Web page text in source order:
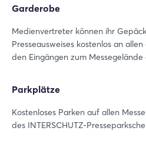
Garderobe
Medienvertreter können ihr
Presseausweises kostenlos an
den Eingängen zum
Parkplätze
Kostenloses Parken auf allen
des INTERSCHUTZ-